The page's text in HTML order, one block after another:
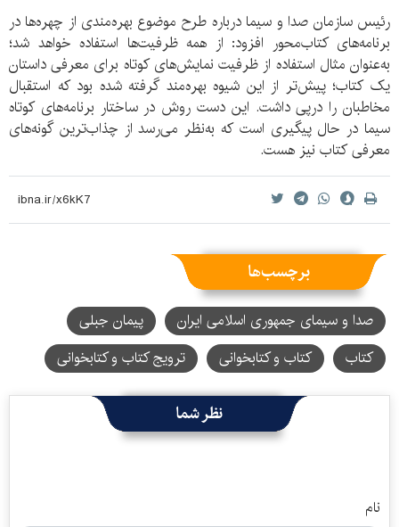
رئیس سازمان صدا و سیما درباره طرح موضوع بهره‌مندی از چهره‌ها در
برنامه‌های کتاب‌محور افزود: از همه ظرفیت‌ها استفاده خواهد شد؛
به‌عنوان مثال استفاده از ظرفیت نمایش‌های کوتاه برای معرفی داستان
یک کتاب؛ پیش‌تر از این شیوه بهره‌مند گرفته شده بود که استقبال
مخاطبان را درپی داشت. این دست روش در ساختار برنامه‌های کوتاه
سیما در حال پیگیری است که به‌نظر می‌رسد از چذاب‌ترین گونه‌های
معرفی کتاب نیز هست.
برچسب‌ها
صدا و سیمای جمهوری اسلامی ایران
پیمان جبلی
کتاب
کتاب و کتابخوانی ترویج کتاب و کتابخوانی
نظر شما
نام